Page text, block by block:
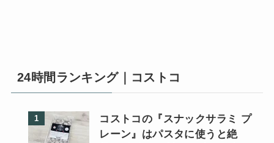
24時間ランキング｜コストコ
コストコの『スナックサラミ プ
レーン』はパスタに使うと絶